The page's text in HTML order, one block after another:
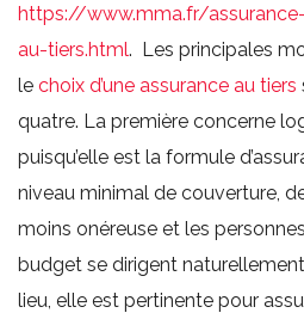
https://www.mma.fr/
au-tiers.html. Les principales
le choix d’une assurance au tiers
quatre. La première concerne
puisqu’elle est la formule
niveau minimal de couverture,
moins onéreuse et les
budget se dirigent
lieu, elle est pertinente pour